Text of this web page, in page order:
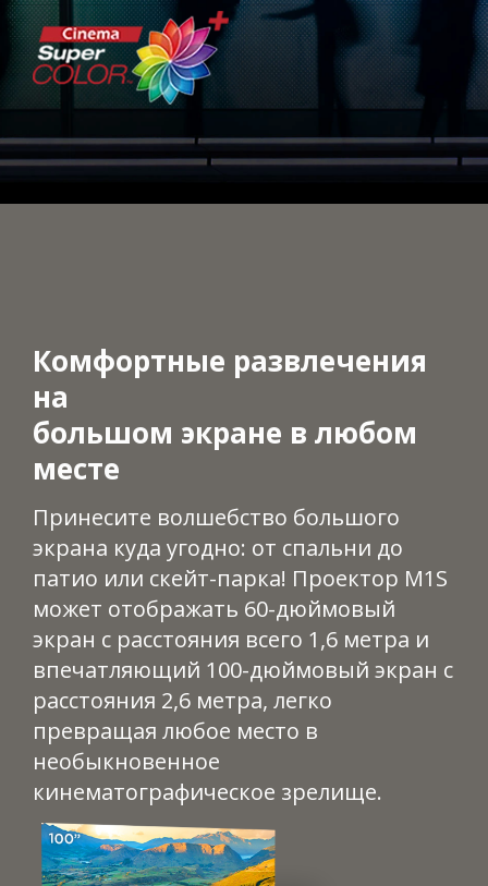
Комфортные развлечения
на
большом экране в любом
месте​
Принесите волшебство большого
экрана куда угодно: от спальни до
патио или скейт-парка! Проектор M1S
может отображать 60-дюймовый
экран с расстояния всего 1,6 метра и
впечатляющий 100-дюймовый экран с
расстояния 2,6 метра, легко
превращая любое место в
необыкновенное
кинематографическое зрелище.